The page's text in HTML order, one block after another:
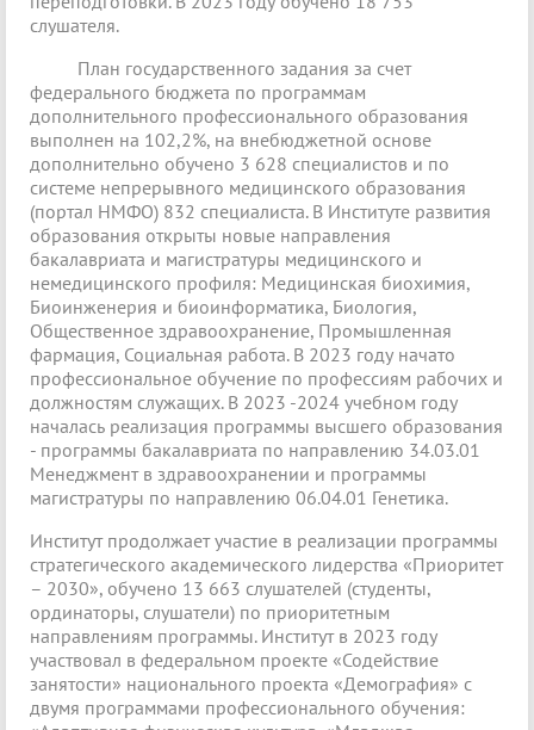
слушателя.
План государственного задания за счет
федерального бюджета по программам
дополнительного профессионального образования
выполнен на 102,2%, на внебюджетной основе
дополнительно обучено 3 628 специалистов и по
системе непрерывного медицинского образования
(портал НМФО) 832 специалиста. В Институте развития
образования открыты новые направления
бакалавриата и магистратуры медицинского и
немедицинского профиля: Медицинская биохимия,
Биоинженерия и биоинформатика, Биология,
Общественное здравоохранение, Промышленная
фармация, Социальная работа. В 2023 году начато
профессиональное обучение по профессиям рабочих и
должностям служащих. В 2023 -2024 учебном году
началась реализация программы высшего образования
- программы бакалавриата по направлению 34.03.01
Менеджмент в здравоохранении и программы
магистратуры по направлению 06.04.01 Генетика.
Институт продолжает участие в реализации программы
стратегического академического лидерства «Приоритет
– 2030», обучено 13 663 слушателей (студенты,
ординаторы, слушатели) по приоритетным
направлениям программы. Институт в 2023 году
участвовал в федеральном проекте «Содействие
занятости» национального проекта «Демография» с
двумя программами профессионального обучения: